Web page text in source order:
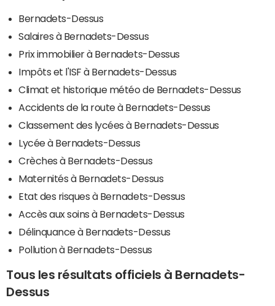
Bernadets-Dessus
Salaires à Bernadets-Dessus
Prix immobilier à Bernadets-Dessus
Impôts et l'ISF à Bernadets-Dessus
Climat et historique météo de Bernadets-Dessus
Accidents de la route à Bernadets-Dessus
Classement des lycées à Bernadets-Dessus
Lycée à Bernadets-Dessus
Crèches à Bernadets-Dessus
Maternités à Bernadets-Dessus
Etat des risques à Bernadets-Dessus
Accès aux soins à Bernadets-Dessus
Délinquance à Bernadets-Dessus
Pollution à Bernadets-Dessus
Tous les résultats officiels à Bernadets-
Dessus